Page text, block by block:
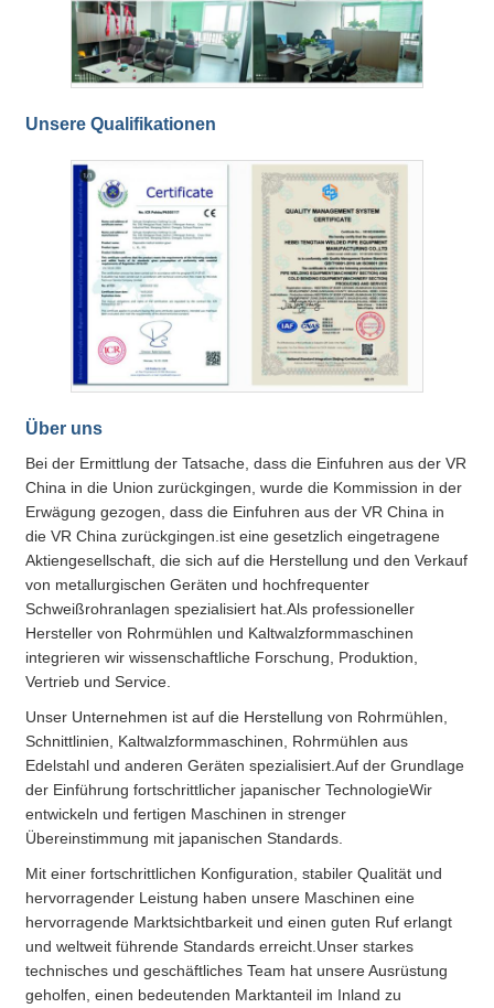
Unsere Qualifikationen
Über uns
Bei der Ermittlung der Tatsache, dass die Einfuhren aus der VR
China in die Union zurückgingen, wurde die Kommission in der
Erwägung gezogen, dass die Einfuhren aus der VR China in
die VR China zurückgingen.ist eine gesetzlich eingetragene
Aktiengesellschaft, die sich auf die Herstellung und den Verkauf
von metallurgischen Geräten und hochfrequenter
Schweißrohranlagen spezialisiert hat.Als professioneller
Hersteller von Rohrmühlen und Kaltwalzformmaschinen
integrieren wir wissenschaftliche Forschung, Produktion,
Vertrieb und Service.
Unser Unternehmen ist auf die Herstellung von Rohrmühlen,
Schnittlinien, Kaltwalzformmaschinen, Rohrmühlen aus
Edelstahl und anderen Geräten spezialisiert.Auf der Grundlage
der Einführung fortschrittlicher japanischer TechnologieWir
entwickeln und fertigen Maschinen in strenger
Übereinstimmung mit japanischen Standards.
Mit einer fortschrittlichen Konfiguration, stabiler Qualität und
hervorragender Leistung haben unsere Maschinen eine
hervorragende Marktsichtbarkeit und einen guten Ruf erlangt
und weltweit führende Standards erreicht.Unser starkes
technisches und geschäftliches Team hat unsere Ausrüstung
geholfen, einen bedeutenden Marktanteil im Inland zu